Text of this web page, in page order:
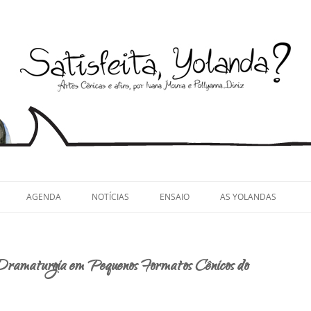
AGENDA NOTÍCIAS ENSAIO AS YOLANDAS
em Pequenos Formatos Cênicos do